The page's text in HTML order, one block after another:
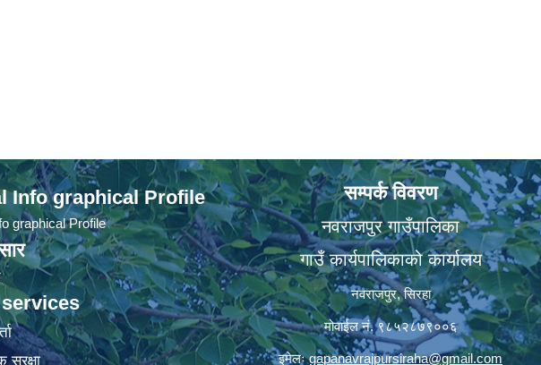
Info graphical Profile
graphical Profile
सुरक्षा
सम्पर्क विवरण
नवराजपुर गाउँपालिका
गाउँ कार्यपालिकाको कार्यालय
नवराजपुर, सिरहा
मोवाईल नं. ९८५२८७९००६
इमेलःgapanavrajpursiraha@gmail.com